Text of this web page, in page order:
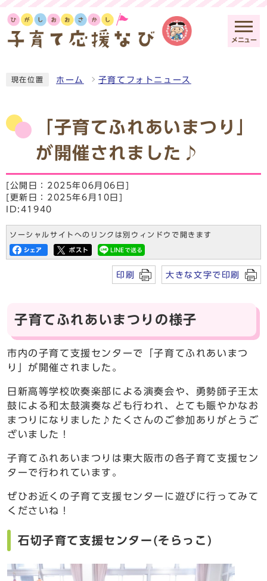
メニュー
現在位置 ホーム 子育てフォトニュース
「子育てふれあいまつり」
が開催されました♪
[公開日：2025年06月06日]
[更新日：2025年6月10日]
ID:41940
ソーシャルサイトへのリンクは別ウィンドウで開きます
印刷 大きな文字で印刷
子育てふれあいまつりの様子
市内の子育て支援センターで「子育てふれあいまつ
り」が開催されました。
日新高等学校吹奏楽部による演奏会や、勇勢師子王太
鼓による和太鼓演奏なども行われ、とても賑やかなお
まつりになりました♪たくさんのご参加ありがとうご
ざいました！
子育てふれあいまつりは東大阪市の各子育て支援セン
ターで行われています。
ぜひお近くの子育て支援センターに遊びに行ってみて
くださいね！
石切子育て支援センター(そらっこ)